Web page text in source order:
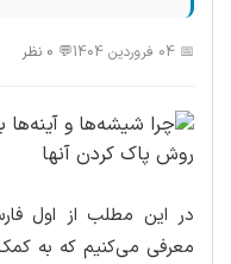
📅 04 فروردین 1404 💬 0 نظر
در این مطلب از اول
معرفی می‌کنیم که به